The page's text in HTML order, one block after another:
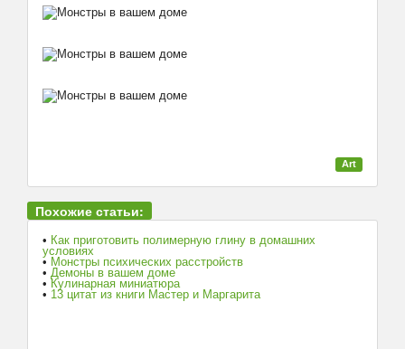
Art
Похожие статьи:
• Как приготовить полимерную глину в домашних
условиях
• Монстры психических расстройств
• Демоны в вашем доме
• Кулинарная миниатюра
• 13 цитат из книги Мастер и Маргарита